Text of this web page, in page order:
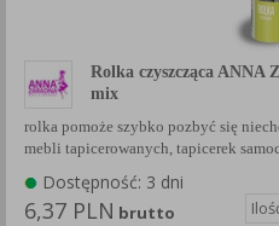
Rolka czyszcząca ANNA
mix
rolka pomoże szybko pozbyć się
mebli tapicerowanych, tapicerek
Dostępność: 3 dni
6,37 PLN brutto